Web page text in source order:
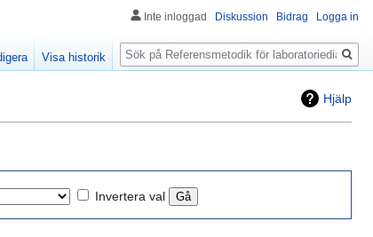
Hjälp
Invertera val
Inte inloggad Diskussion Bidrag Logga in
Visa historik
Sök